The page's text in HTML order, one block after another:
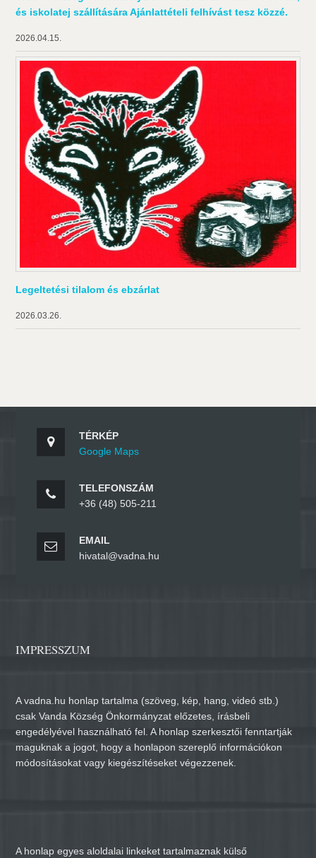
és iskolatej szállítására Ajánlattételi felhívást tesz közzé.
2026.04.15.
Legeltetési tilalom és ebzárlat
2026.03.26.
TÉRKÉP
Google Maps
TELEFONSZÁM
+36 (48) 505-211
EMAIL
hivatal@vadna.hu
IMPRESSZUM
A vadna.hu honlap tartalma (szöveg, kép, hang, videó stb.)
csak Vanda Község Önkormányzat előzetes, írásbeli
engedélyével használható fel. A honlap szerkesztői fenntartják
maguknak a jogot, hogy a honlapon szereplő információkon
módosításokat vagy kiegészítéseket végezzenek.
A honlap egyes aloldalai linkeket tartalmaznak külső